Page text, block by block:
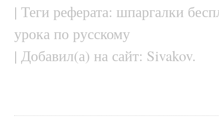
| Теги реферата: шпаргалки
урока по русскому
| Добавил(а) на сайт: Sivakov.